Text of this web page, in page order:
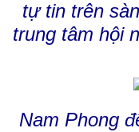
tự tin trên
trung tâm hội
Nam Phong